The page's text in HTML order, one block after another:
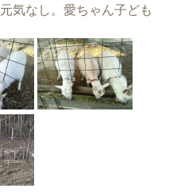
気なし。愛ちゃん子ども